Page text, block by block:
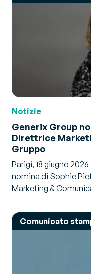
Notizie
Generix Group
Direttrice
Gruppo
Parigi, 18 giugno
nomina di Sophie
Marketing &
Comunicato